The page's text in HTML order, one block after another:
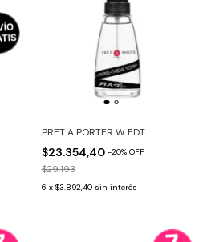
PRET A PORTER W EDT
$23.354,40 -20% OFF
$29.193
6 x $3.892,40 sin interés